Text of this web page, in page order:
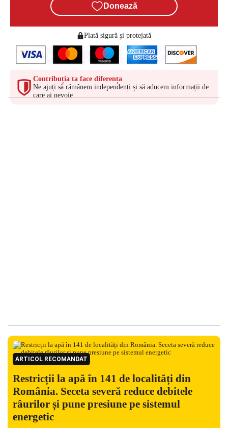
Donează
Plată sigură și protejată
Contribuția ta face diferența
Ne ajuți să rămânem independenți și să aducem informații de
care ai nevoie
ARTICOL RECOMANDAT
Restricții la apă în 141 de localități din
România. Seceta severă reduce debitele
râurilor și pune presiune pe sistemul
energetic